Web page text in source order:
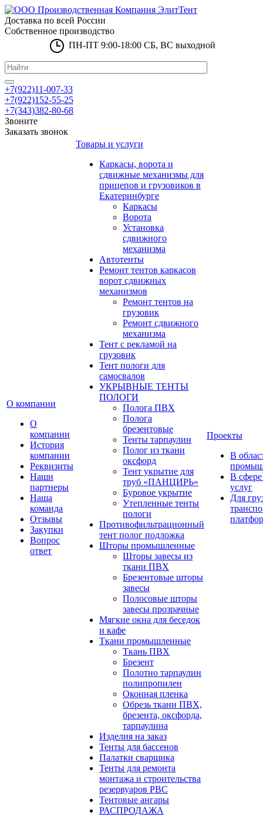
Доставка по всей России
Собственное производство
ПН-ПТ 9:00-18:00 СБ, ВС выходной
+7(922)11-007-33
+7(922)152-55-25
+7(343)382-80-68
Звоните
Заказать звонок
О компании
О
компании
История
компании
Реквизиты
Наши
партнеры
Наша
команда
Отзывы
Закупки
Вопрос
ответ
Товары и услуги
Каркасы, ворота и
сдвижные механизмы для
прицепов и грузовиков в
Екатеринбурге
Каркасы
Ворота
Установка
сдвижного
механизма
Автотенты
Ремонт тентов каркасов
ворот сдвижных
механизмов
Ремонт тентов на
грузовик
Ремонт сдвижного
механизма
Тент с рекламой на
грузовик
Тент пологи для
самосвалов
УКРЫВНЫЕ ТЕНТЫ
ПОЛОГИ
Полога ПВХ
Полога
брезентовые
Тенты тарпаулин
Полог из ткани
оксфорд
Тент укрытие для
труб «ПАНЦИРЬ»
Буровое укрытие
Утепленные тенты
пологи
Противофильтрационный
тент полог подложка
Шторы промышленные
Шторы завесы из
ткани ПВХ
Брезентовые шторы
завесы
Полосовые шторы
завесы прозрачные
Мягкие окна для беседок
и кафе
Ткани промышленные
Ткань ПВХ
Брезент
Полотно тарпаулин
полипропилен
Оконная пленка
Обрезь ткани ПВХ,
брезента, оксфорда,
тарпаулина
Изделия на заказ
Тенты для бассенов
Палатки сварщика
Тенты для ремонта
монтажа и строительства
резервуаров РВС
Тентовые ангары
РАСПРОДАЖА
Проекты
В
В сфере
услуг
Для